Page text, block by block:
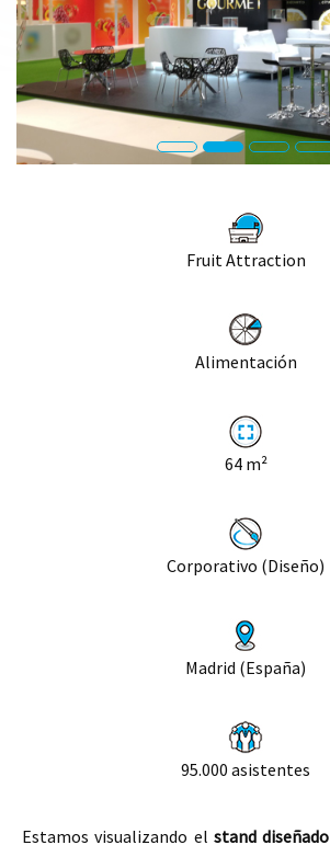
Fruit Attraction
Alimentación
64 m²
Corporativo (Diseño)
Madrid (España)
95.000 asistentes
Estamos visualizando el stand diseñado